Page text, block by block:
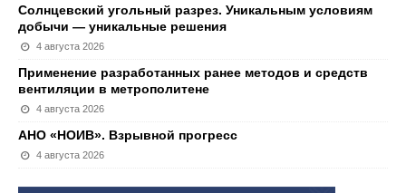
Солнцевский угольный разрез. Уникальным условиям
добычи — уникальные решения
4 августа 2026
Применение разработанных ранее методов и средств
вентиляции в метрополитене
4 августа 2026
АНО «НОИВ». Взрывной прогресс
4 августа 2026